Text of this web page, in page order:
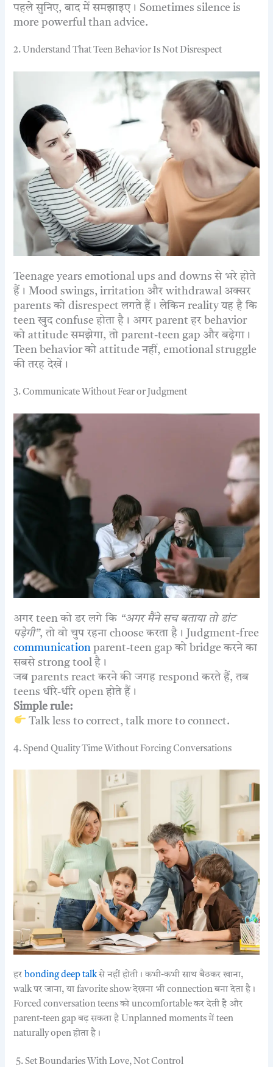
पहले सुनिए, बाद में समझाइए। Sometimes silence is
more powerful than advice.
2. Understand That Teen Behavior Is Not Disrespect
Teenage years emotional ups and downs से भरे होते
हैं। Mood swings, irritation और withdrawal अक्सर
parents को disrespect लगते हैं। लेकिन reality यह है कि
teen खुद confuse होता है। अगर parent हर behavior
को attitude समझेगा, तो parent-teen gap और बढ़ेगा।
Teen behavior को attitude नहीं, emotional struggle
की तरह देखें।
3. Communicate Without Fear or Judgment
अगर teen को डर लगे कि “अगर मैंने सच बताया तो डांट
पड़ेगी”, तो वो चुप रहना choose करता है। Judgment-free
communication parent-teen gap को bridge करने का
सबसे strong tool है।
जब parents react करने की जगह respond करते हैं, तब
teens धीरे-धीरे open होते हैं।
Simple rule:
Talk less to correct, talk more to connect.
4. Spend Quality Time Without Forcing Conversations
हर bonding deep talkसे नहीं होती। कभी-कभी साथ बैठकर खाना,
walk पर जाना, या favorite show देखना भी connection बना देता है।
Forced conversation teens को uncomfortable कर देती है और
parent-teen gap बढ़ सकता है Unplanned moments में teen
naturally open होता है।
5. Set Boundaries With Love, Not Control